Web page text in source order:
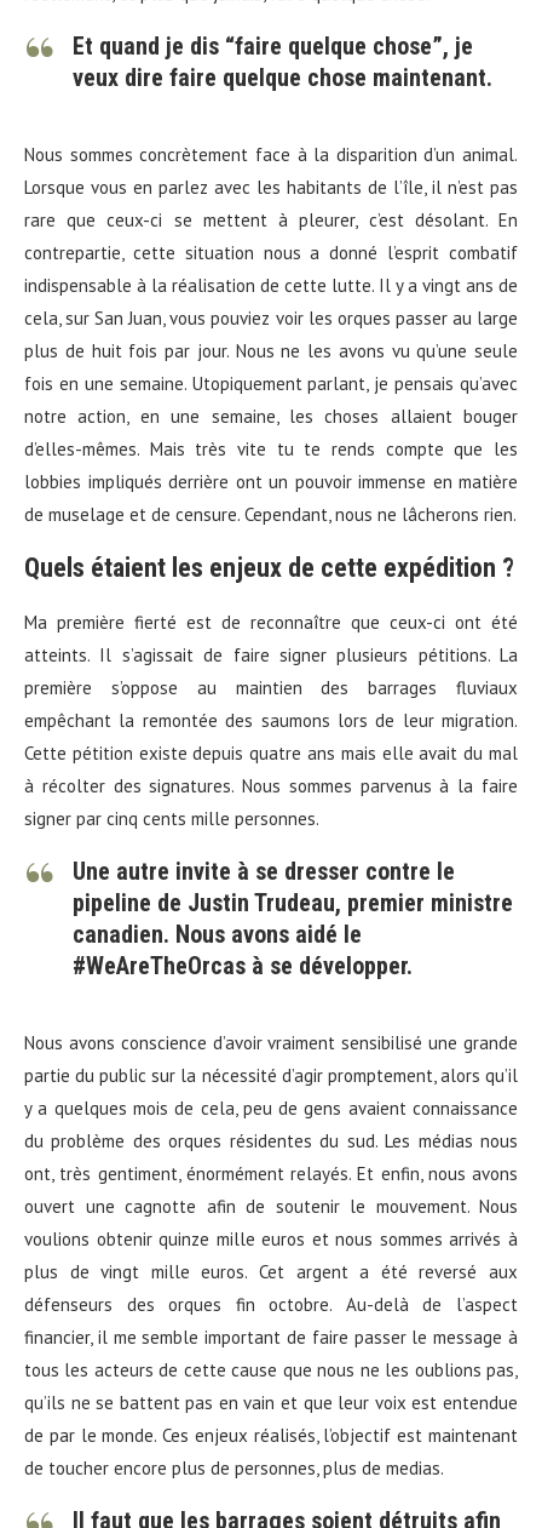
Et quand je dis “faire quelque chose”, je
veux dire faire quelque chose maintenant.
Nous sommes concrètement face à la disparition d’un animal.
Lorsque vous en parlez avec les habitants de l’île, il n’est pas
rare que ceux-ci se mettent à pleurer, c’est désolant. En
contrepartie, cette situation nous a donné l’esprit combatif
indispensable à la réalisation de cette lutte. Il y a vingt ans de
cela, sur San Juan, vous pouviez voir les orques passer au large
plus de huit fois par jour. Nous ne les avons vu qu’une seule
fois en une semaine. Utopiquement parlant, je pensais qu’avec
notre action, en une semaine, les choses allaient bouger
d’elles-mêmes. Mais très vite tu te rends compte que les
lobbies impliqués derrière ont un pouvoir immense en matière
de muselage et de censure. Cependant, nous ne lâcherons rien.
Quels étaient les enjeux de cette expédition ?
Ma première fierté est de reconnaître que ceux-ci ont été
atteints. Il s’agissait de faire signer plusieurs pétitions. La
première s’oppose au maintien des barrages fluviaux
empêchant la remontée des saumons lors de leur migration.
Cette pétition existe depuis quatre ans mais elle avait du mal
à récolter des signatures. Nous sommes parvenus à la faire
signer par cinq cents mille personnes.
Une autre invite à se dresser contre le
pipeline de Justin Trudeau, premier ministre
canadien. Nous avons aidé le
#WeAreTheOrcas à se développer.
Nous avons conscience d’avoir vraiment sensibilisé une grande
partie du public sur la nécessité d’agir promptement, alors qu’il
y a quelques mois de cela, peu de gens avaient connaissance
du problème des orques résidentes du sud. Les médias nous
ont, très gentiment, énormément relayés. Et enfin, nous avons
ouvert une cagnotte afin de soutenir le mouvement. Nous
voulions obtenir quinze mille euros et nous sommes arrivés à
plus de vingt mille euros. Cet argent a été reversé aux
défenseurs des orques fin octobre. Au-delà de l’aspect
financier, il me semble important de faire passer le message à
tous les acteurs de cette cause que nous ne les oublions pas,
qu’ils ne se battent pas en vain et que leur voix est entendue
de par le monde. Ces enjeux réalisés, l’objectif est maintenant
de toucher encore plus de personnes, plus de medias.
Il faut que les barrages soient détruits afin